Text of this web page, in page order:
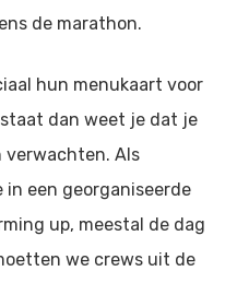
de marathon.
hun menukaart voor
dan weet je dat je
verwachten. Als
in een georganiseerde
up, meestal de dag
we crews uit de